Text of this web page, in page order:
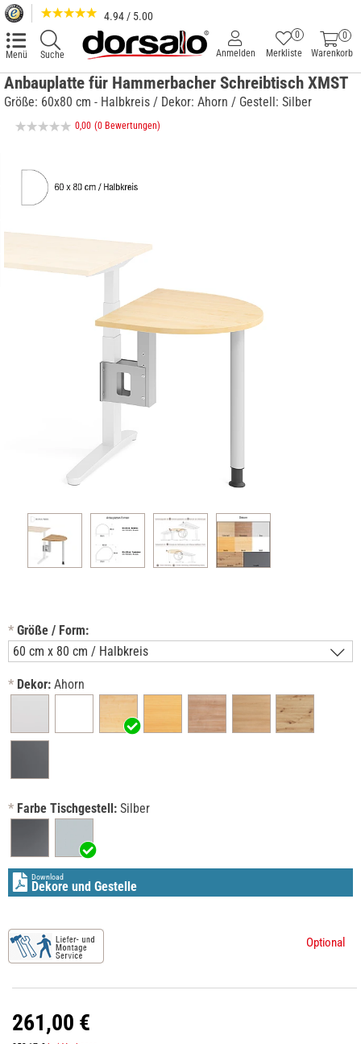
4.94 / 5.00
Menü Suche
0
Warenkorb
Merkliste
0
Anmelden
Anbauplatte für Hammerbacher Schreibtisch XMST
Größe: 60x80 cm - Halbkreis / Dekor: Ahorn / Gestell: Silber
0,00 (0 Bewertungen)
* Größe / Form:
* Dekor: Ahorn
* Farbe Tischgestell: Silber
Download
Dekore und Gestelle
Optional
261,00 €